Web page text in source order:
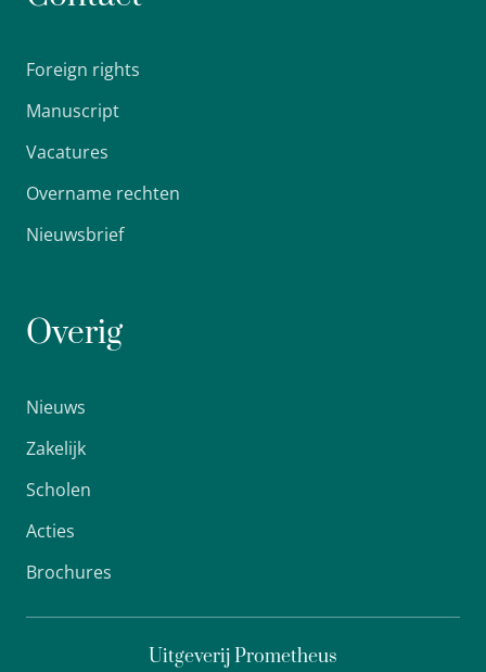
Foreign rights
Manuscript
Vacatures
Overname rechten
Nieuwsbrief
Overig
Nieuws
Zakelijk
Scholen
Acties
Brochures
Uitgeverij Prometheus